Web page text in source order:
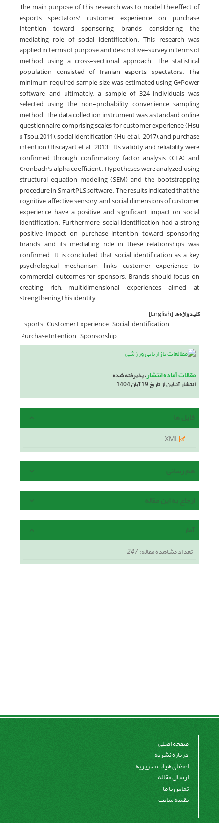
The main purpose of this research was to model the effect of
esports spectators' customer experience on purchase
intention toward sponsoring brands, considering the
mediating role of social identification. This research was
applied in terms of purpose, and descriptive-survey in terms of
method, using a cross-sectional approach. The statistical
population consisted of Iranian esports spectators. The
minimum required sample size was estimated using G*Power
software, and ultimately, a sample of 324 individuals was
selected using the non-probability convenience sampling
method. The data collection instrument was a standard online
questionnaire comprising scales for customer experience (Hsu
& Tsou, 2011), social identification (Hu et al., 2017), and purchase
intention (Biscayart et al., 2013). Its validity and reliability were
confirmed through confirmatory factor analysis (CFA) and
Cronbach's alpha coefficient. Hypotheses were analyzed using
structural equation modeling (SEM) and the bootstrapping
procedure in SmartPLS software. The results indicated that the
cognitive, affective, sensory, and social dimensions of customer
experience have a positive and significant impact on social
identification. Furthermore, social identification had a strong
positive impact on purchase intention toward sponsoring
brands, and its mediating role in these relationships was
confirmed. It is concluded that social identification, as a key
psychological mechanism, links customer experience to
commercial outcomes for sponsors. Brands should focus on
creating rich, multidimensional experiences aimed at
strengthening this identity.
کلیدواژه‌ها[English]
Esports Customer Experience Social Identification
Purchase Intention Sponsorship
مقالات آماده انتشار، پذیرفته شده
انتشار آنلاین از تاریخ 19 آبان 1404
فایل ها
هم رسانی
ارجاع به این مقاله
آمار
تعداد مشاهده مقاله:247
صفحه اصلی
درباره نشریه
اعضای هیات تحریریه
ارسال مقاله
تماس با ما
نقشه سایت